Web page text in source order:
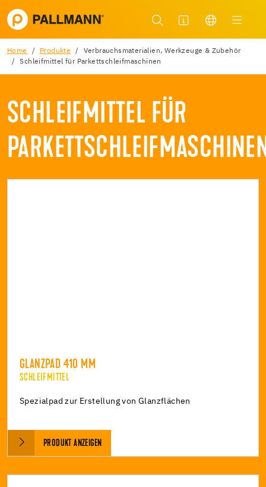
Home Produkte
Verbrauchsmaterialien, Werkzeuge & Zubehör
Schleifmittel für Parkettschleifmaschinen
SCHLEIFMITTEL FÜR
GLANZPAD 410 MM
SCHLEIFMITTEL
Spezialpad zur Erstellung von Glanzflächen
PRODUKT ANZEIGEN